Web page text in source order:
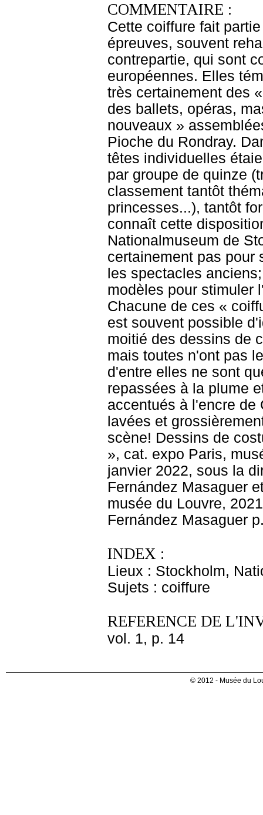
COMMENTAIRE :
Cette coiffure fait
épreuves, souvent
contrepartie, qui sont
européennes. Elles
très certainement des
des ballets, opéras,
nouveaux »
Pioche du Rondray.
têtes individuelles
par groupe de quinze
classement tantôt
princesses...), tantôt
connaît cette
Nationalmuseum de
certainement pas pour
les spectacles
modèles pour stimuler
Chacune de ces «
est souvent possible
moitié des dessins de
mais toutes n'ont pas
d'entre elles ne sont
repassées à la plume
accentués à l'encre de
lavées et
scène! Dessins de
», cat. expo Paris,
janvier 2022, sous la
Fernández Masaguer
musée du Louvre,
Fernández Masaguer
INDEX :
Lieux : Stockholm,
Sujets : coiffure
REFERENCE DE
vol. 1, p. 14
© 2012 - Musée du